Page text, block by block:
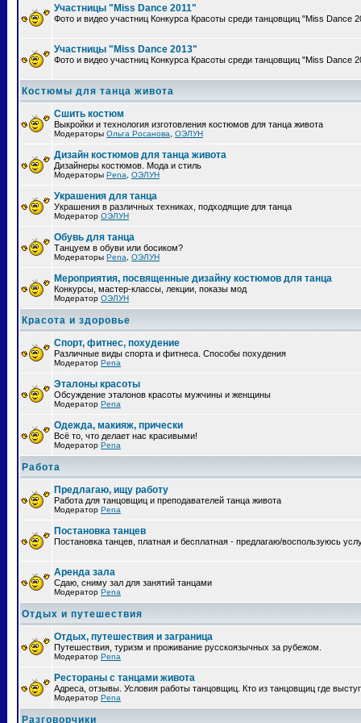
Участницы "Miss Dance 2011"
Фото и видео участниц Конкурса Красоты среди танцовщиц "Miss Dance
Участницы "Miss Dance 2013"
Фото и видео участниц Конкурса Красоты среди танцовщиц "Miss Dance
Костюмы для танца живота
Сшить костюм
Выкройки и технология изготовления костюмов для танца живота
Модераторы Ольга Росанова ОЭЛУН
Дизайн костюмов для танца живота
Дизайнеры костюмов. Мода и стиль
Модераторы Pena ОЭЛУН
Украшения для танца
Украшения в различных техниках, подходящие для танца
Модератор ОЭЛУН
Обувь для танца
Танцуем в обуви или босиком?
Модераторы Pena ОЭЛУН
Мероприятия, посвященные дизайну костюмов для танца
Конкурсы, мастер-классы, лекции, показы мод
Модератор ОЭЛУН
Красота и здоровье
Спорт, фитнес, похудение
Различные виды спорта и фитнеса. Способы похудения
Модератор Pena
Эталоны красоты
Обсуждение эталонов красоты мужчины и женщины
Модератор Pena
Одежда, макияж, прически
Всё то, что делает нас красивыми!
Модератор Pena
Работа
Предлагаю, ищу работу
Работа для танцовщиц и преподавателей танца живота
Модератор Pena
Постановка танцев
Постановка танцев, платная и бесплатная - предлагаю/воспользуюсь
Аренда зала
Сдаю, сниму зал для занятий танцами
Модератор Pena
Отдых и путешествия
Отдых, путешествия и заграница
Путешествия, туризм и проживание русскоязычных за рубежом.
Модератор Pena
Рестораны с танцами живота
Адреса, отзывы. Условия работы танцовщиц. Кто из танцовщиц где
Модератор Pena
Разговорчики